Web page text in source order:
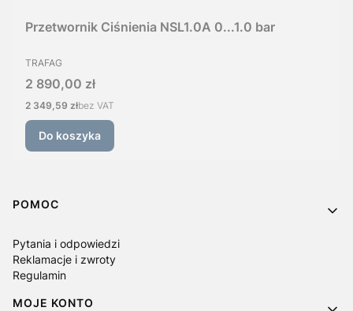
Przetwornik Ciśnienia NSL1.0A 0...1.0 bar
PRODUCENT
TRAFAG
Cena
2 890,00 zł
Cena
2 349,59 złbez VAT
Do koszyka
Linki w stopce
POMOC
Pytania i odpowiedzi
Reklamacje i zwroty
Regulamin
MOJE KONTO